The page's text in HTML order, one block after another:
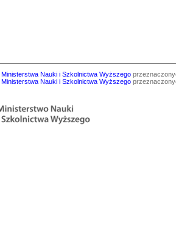
Ministerstwa Nauki i Szkolnictwa Wyższego
Ministerstwa Nauki i Szkolnictwa Wyższego